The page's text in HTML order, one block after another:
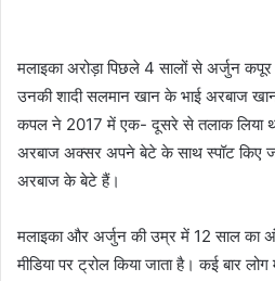
मलाइका अरोड़ा पिछले 4 सालों से अर्जुन
उनकी शादी सलमान खान के भाई अरबाज
कपल ने 2017 में एक- दूसरे से तलाक लिया
अरबाज अक्सर अपने बेटे के साथ स्पॉट किए
अरबाज के बेटे हैं।
मलाइका और अर्जुन की उम्र में 12 साल का
मीडिया पर ट्रोल किया जाता है। कई बार